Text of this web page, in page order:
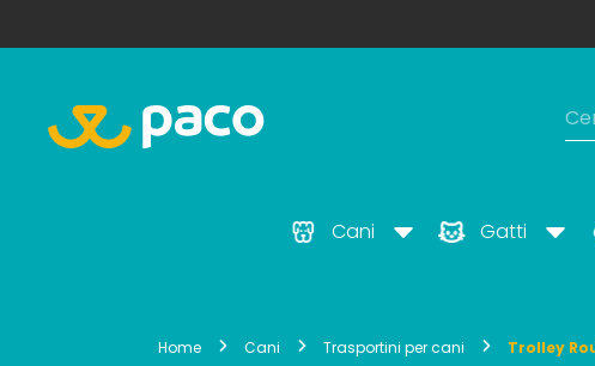
Cani Gatti
Home Cani Trasportini per cani Trolley